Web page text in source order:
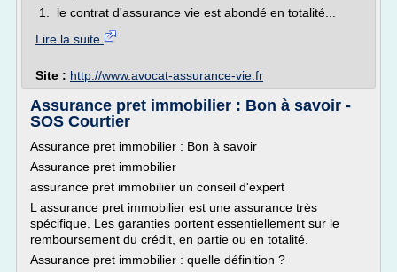
1. le contrat d'assurance vie est abondé en totalité...
Lire la suite
Site : http://www.avocat-assurance-vie.fr
Assurance pret immobilier : Bon à savoir -
SOS Courtier
Assurance pret immobilier : Bon à savoir
Assurance pret immobilier
assurance pret immobilier un conseil d'expert
L assurance pret immobilier est une assurance très
spécifique. Les garanties portent essentiellement sur le
remboursement du crédit, en partie ou en totalité.
Assurance pret immobilier : quelle définition ?